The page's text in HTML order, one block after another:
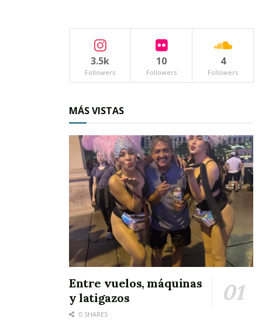
Click en la imagen para
ampliarla
Mediante mano de obra los elementos
que en total medían 15, 400 m2; con una
densidad de plantas de más de 124, 800 y una
altura de 1.70 metros.
Esta acción que forma parte del Plan de
Seguridad del Gobierno del Estado para
combatir, erradicar y prevenir los cultivos
ilícitos y las adicciones en Nayarit, fue posible
en unidad con la Policía Federal Ministerial.
Sobre el tema, el Fiscal Edgar Veytia indicó que
3.5k
Followers
10
Followers
4
Followers
MÁS VISTAS
Entre vuelos, máquinas
y latigazos
0 SHARES